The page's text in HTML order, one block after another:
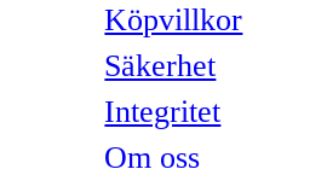
Köpvillkor
Säkerhet
Integritet
Om oss